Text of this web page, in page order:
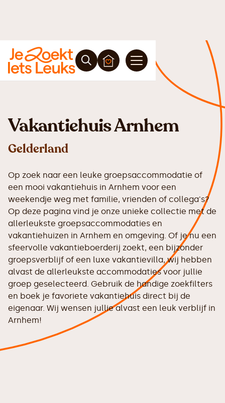
Vakantiehuis Arnhem
Gelderland
Op zoek naar een leuke groepsaccommodatie of
een mooi vakantiehuis in Arnhem voor een
weekendje weg met familie, vrienden of collega's?
Op deze pagina vind je onze unieke collectie met de
allerleukste groepsaccommodaties en
vakantiehuizen in Arnhem en omgeving. Of je nu een
sfeervolle vakantieboerderij zoekt, een bijzonder
groepsverblijf of een luxe vakantievilla, wij hebben
alvast de allerleukste accommodaties voor jullie
groep geselecteerd. Gebruik de handige zoekfilters
en boek je favoriete vakantiehuis direct bij de
eigenaar. Wij wensen jullie alvast een leuk verblijf in
Arnhem!